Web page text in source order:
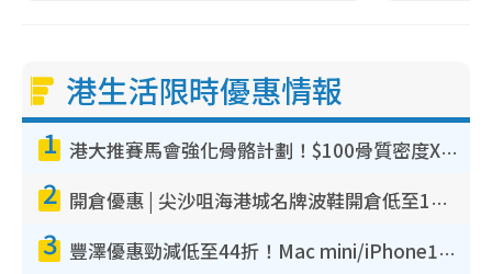
港生活限時優惠情報
1 港大推賽馬會強化骨骼計劃！$100骨質密度X光檢查 完成免費運動訓練送超市禮券！附參加資格
2 開倉優惠 | 尖沙咀海港城名牌波鞋開倉低至1折！On鞋$899起／Joy&Peace鞋履$98起
3 豐澤優惠勁減低至44折！Mac mini/iPhone17Pro大減價！廚房家電$220起